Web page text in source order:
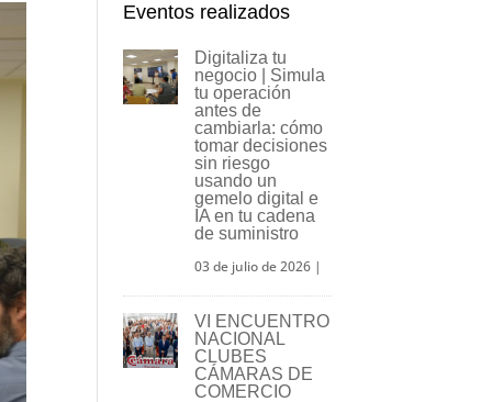
Eventos realizados
Digitaliza tu
negocio | Simula
tu operación
antes de
cambiarla: cómo
tomar decisiones
sin riesgo
usando un
gemelo digital e
IA en tu cadena
de suministro
03 de julio de 2026 |
VI ENCUENTRO
NACIONAL
CLUBES
CÁMARAS DE
COMERCIO